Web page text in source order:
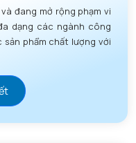
đang mở rộng phạm vi
các ngành công
sản phẩm chất lượng với